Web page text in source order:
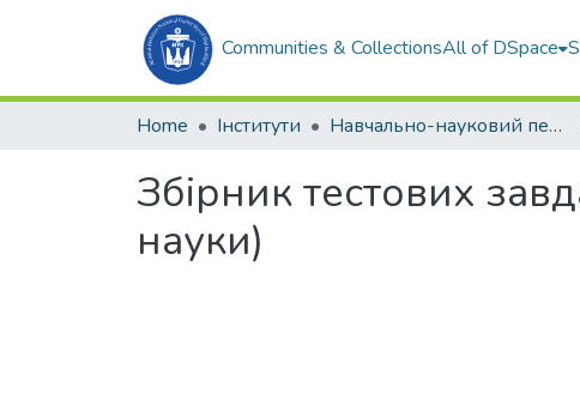
Communities & CollectionsAll of DSpace
Home Інститути Навчально-науковий педагогічний інститут ім. В. О. Сухомлинського (ННПІ ім. В.О. Сухомлинського)
Збірник тестових
науки)